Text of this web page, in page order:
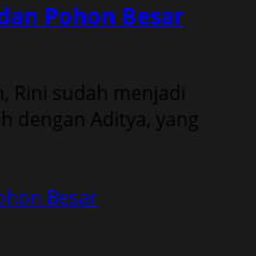
Pohon Besar
Rini sudah menjadi
dengan Aditya, yang
Besar